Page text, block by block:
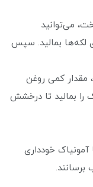
می‌توانید
لکه‌ها بمالید. سپس
مقدار کمی روغن
را بمالید تا درخشش
آمونیاک خودداری